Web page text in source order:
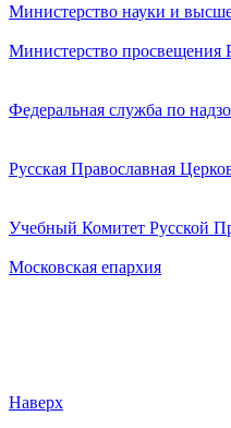
Министерство науки и
Министерство просвещения
Федеральная служба по
Русская Православная
Учебный Комитет Русской
Московская епархия
Наверх